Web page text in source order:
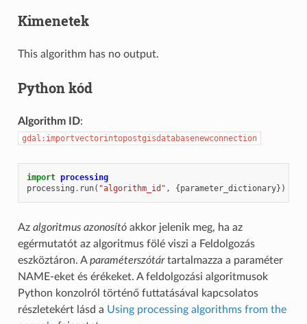
Kimenetek
This algorithm has no output.
Python kód
Algorithm ID:
gdal:importvectorintopostgisdatabasenewconnection
import processing
processing . run( "algorithm_id" , {parameter_dictionary})
Az algoritmus azonosítóakkor jelenik meg, ha az
egérmutatót az algoritmus fölé viszi a Feldolgozás
eszköztáron. Aparaméterszótártartalmazza a paraméter
NAME-eket és érékeket. A feldolgozási algoritmusok
Python konzolról történő futtatásával kapcsolatos
részletekért lásd a Using processing algorithms from the